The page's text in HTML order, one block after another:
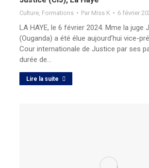
Culture Formations Par Miss K 6 février
LA HAYE, le 6 février 2024. Mme la juge
(Ouganda) a été élue aujourd’hui vice-
Cour internationale de Justice par ses
durée de…
Lire la suite